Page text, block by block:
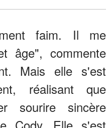
faim. Il me
âge", commente
Mais elle s'est
réalisant que
sourire sincère